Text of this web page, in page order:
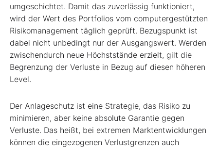
umgeschichtet. Damit das zuverlässig funktioniert,
wird der Wert des Portfolios vom computergestützten
Risikomanagement täglich geprüft. Bezugspunkt ist
dabei nicht unbedingt nur der Ausgangswert. Werden
zwischendurch neue Höchststände erzielt, gilt die
Begrenzung der Verluste in Bezug auf diesen höheren
Level.
Der Anlageschutz ist eine Strategie, das Risiko zu
minimieren, aber keine absolute Garantie gegen
Verluste. Das heißt, bei extremen Marktentwicklungen
können die eingezogenen Verlustgrenzen auch